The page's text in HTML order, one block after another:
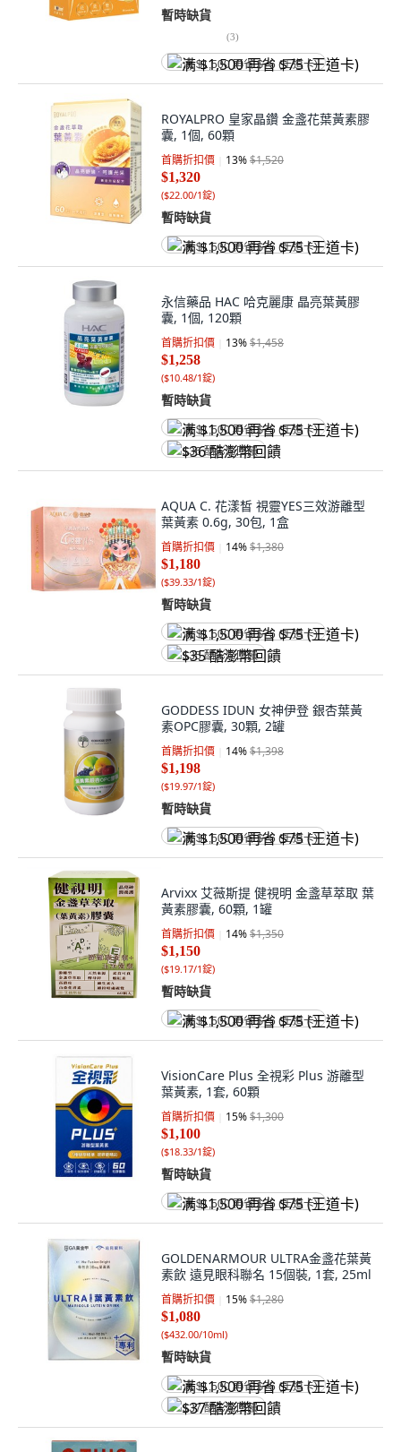
暫時缺貨
(3)
满 $1,500 再省 $75 (王道卡)
ROYALPRO 皇家晶鑽 金盞花葉黃素膠
囊, 1個, 60顆
首購折扣價 13%$1,520
$1,320
($22.00/1錠)
暫時缺貨
满 $1,500 再省 $75 (王道卡)
永信藥品 HAC 哈克麗康 晶亮葉黃膠
囊, 1個, 120顆
首購折扣價 13%$1,458
$1,258
($10.48/1錠)
暫時缺貨
满 $1,500 再省 $75 (王道卡)
$36 酷澎幣回饋
AQUA C. 花漾皙 視靈YES三效游離型
葉黃素 0.6g, 30包, 1盒
首購折扣價 14%$1,380
$1,180
($39.33/1錠)
暫時缺貨
满 $1,500 再省 $75 (王道卡)
$35 酷澎幣回饋
GODDESS IDUN 女神伊登 銀杏葉黃
素OPC膠囊, 30顆, 2罐
首購折扣價 14%$1,398
$1,198
($19.97/1錠)
暫時缺貨
满 $1,500 再省 $75 (王道卡)
Arvixx 艾薇斯提 健視明 金盞草萃取 葉
黃素膠囊, 60顆, 1罐
首購折扣價 14%$1,350
$1,150
($19.17/1錠)
暫時缺貨
满 $1,500 再省 $75 (王道卡)
VisionCare Plus 全視彩 Plus 游離型
葉黃素, 1套, 60顆
首購折扣價 15%$1,300
$1,100
($18.33/1錠)
暫時缺貨
满 $1,500 再省 $75 (王道卡)
GOLDENARMOUR ULTRA金盞花葉黃
素飲 遠見眼科聯名 15個裝, 1套, 25ml
首購折扣價 15%$1,280
$1,080
($432.00/10ml)
暫時缺貨
满 $1,500 再省 $75 (王道卡)
$37 酷澎幣回饋